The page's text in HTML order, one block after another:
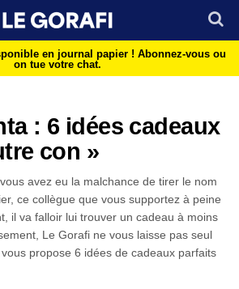
en journal papier ! Abonnez-vous ou
on tue votre chat.
: 6 idées cadeaux
con »
avez eu la malchance de tirer le nom
ce collègue que vous supportez à peine
il va falloir lui trouver un cadeau à moins
Le Gorafi ne vous laisse pas seul
propose 6 idées de cadeaux parfaits